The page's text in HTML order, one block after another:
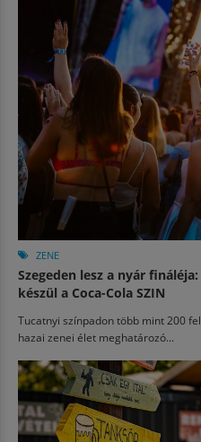
ZENE
Szegeden lesz a nyár
készül a Coca-Cola SZIN
Tucatnyi színpadon több mint 200
hazai zenei élet meghatározó...